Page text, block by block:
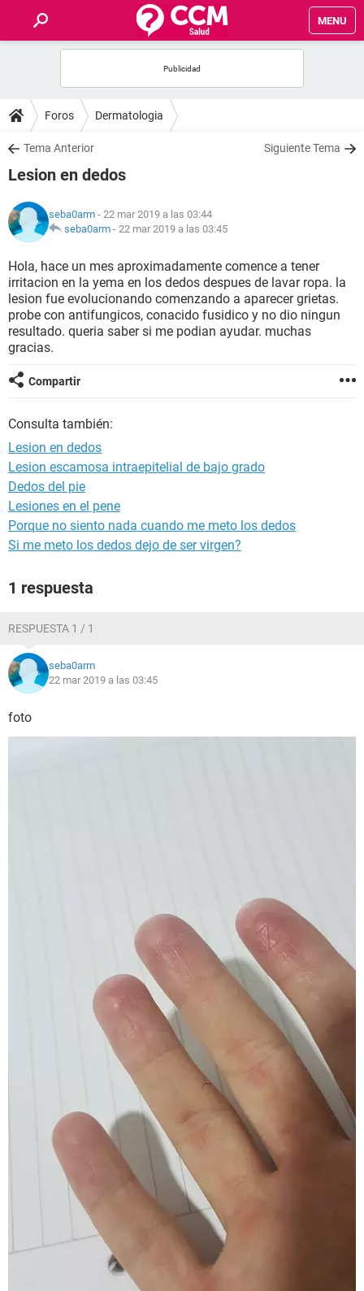
MENU
FOROS
SALUD
NUTRICIÓN
BIENESTAR
SEXUALIDAD
GLOSARIO
Foros Dermatologia
Tema Anterior Siguiente Tema
Lesion en dedos
seba0arm - 22 mar 2019 a las 03:44
seba0arm - 22 mar 2019 a las 03:45
Hola, hace un mes aproximadamente comence a tener
irritacion en la yema en los dedos despues de lavar ropa. la
lesion fue evolucionando comenzando a aparecer grietas.
probe con antifungicos, conacido fusidico y no dio ningun
resultado. queria saber si me podian ayudar. muchas
gracias.
Compartir
Consulta también:
Lesion en dedos
Lesion escamosa intraepitelial de bajo grado
Dedos del pie
Lesiones en el pene
Porque no siento nada cuando me meto los dedos
Si me meto los dedos dejo de ser virgen?
1 respuesta
RESPUESTA 1 / 1
seba0arm
22 mar 2019 a las 03:45
foto